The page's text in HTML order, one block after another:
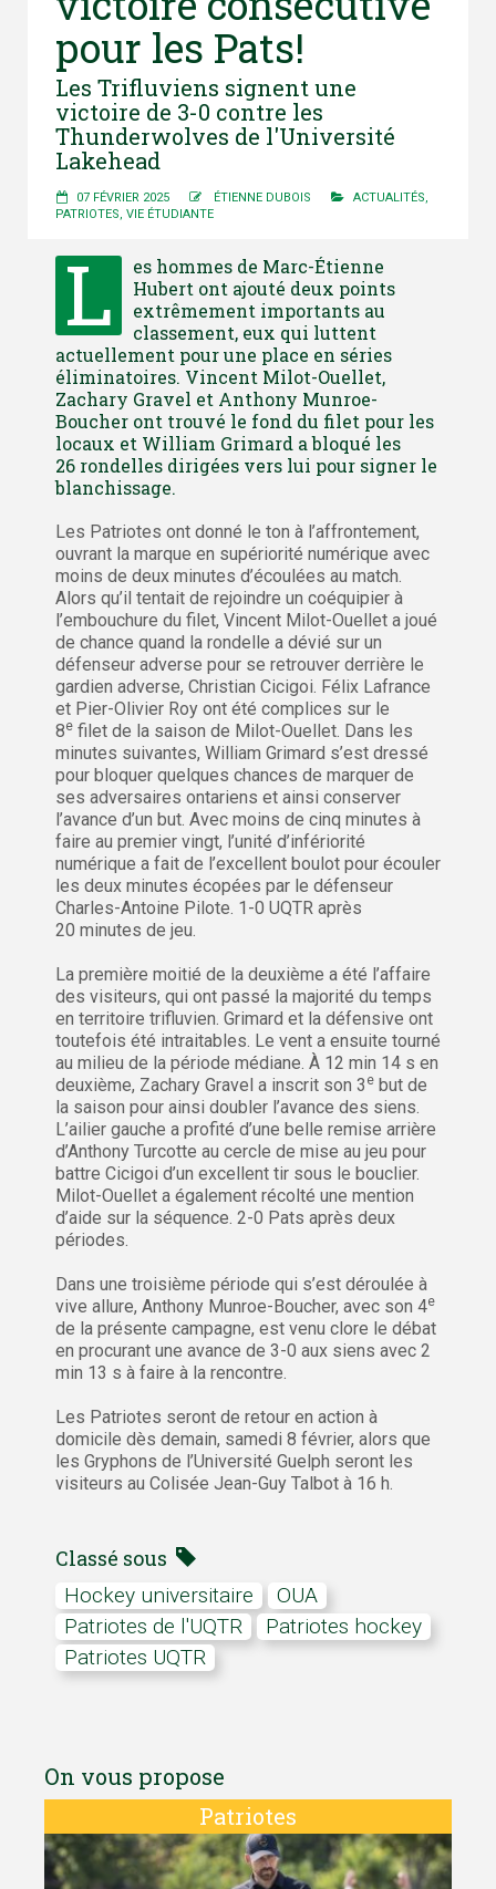
pour les Pats!
Les Trifluviens signent une
victoire de 3-0 contre les
Thunderwolves de l'Université
Lakehead
07 FÉVRIER 2025 ÉTIENNE DUBOIS ACTUALITÉS
PATRIOTES VIE ÉTUDIANTE
L
es hommes de Marc-Étienne
Hubert ont ajouté deux points
extrêmement importants au
classement, eux qui luttent
actuellement pour une place en séries
éliminatoires. Vincent Milot-Ouellet,
Zachary Gravel et Anthony Munroe-
Boucher ont trouvé le fond du filet pour les
locaux et William Grimard a bloqué les
26 rondelles dirigées vers lui pour signer le
blanchissage.
Les Patriotes ont donné le ton à l’affrontement,
ouvrant la marque en supériorité numérique avec
moins de deux minutes d’écoulées au match.
Alors qu’il tentait de rejoindre un coéquipier à
l’embouchure du filet, Vincent Milot-Ouellet a joué
de chance quand la rondelle a dévié sur un
défenseur adverse pour se retrouver derrière le
gardien adverse, Christian Cicigoi. Félix Lafrance
et Pier-Olivier Roy ont été complices sur le
8e filet de la saison de Milot-Ouellet. Dans les
minutes suivantes, William Grimard s’est dressé
pour bloquer quelques chances de marquer de
ses adversaires ontariens et ainsi conserver
l’avance d’un but. Avec moins de cinq minutes à
faire au premier vingt, l’unité d’infériorité
numérique a fait de l’excellent boulot pour écouler
les deux minutes écopées par le défenseur
Charles-Antoine Pilote. 1-0 UQTR après
20 minutes de jeu.
La première moitié de la deuxième a été l’affaire
des visiteurs, qui ont passé la majorité du temps
en territoire trifluvien. Grimard et la défensive ont
toutefois été intraitables. Le vent a ensuite tourné
au milieu de la période médiane. À 12 min 14 s en
deuxième, Zachary Gravel a inscrit son 3 e but de
la saison pour ainsi doubler l’avance des siens.
L’ailier gauche a profité d’une belle remise arrière
d’Anthony Turcotte au cercle de mise au jeu pour
battre Cicigoi d’un excellent tir sous le bouclier.
Milot-Ouellet a également récolté une mention
d’aide sur la séquence. 2-0 Pats après deux
périodes.
Dans une troisième période qui s’est déroulée à
vive allure, Anthony Munroe-Boucher, avec son 4e
de la présente campagne, est venu clore le débat
en procurant une avance de 3-0 aux siens avec 2
min 13 s à faire à la rencontre.
Les Patriotes seront de retour en action à
domicile dès demain, samedi 8 février, alors que
les Gryphons de l’Université Guelph seront les
visiteurs au Colisée Jean-Guy Talbot à 16 h.
Classé sous
Hockey universitaire
OUA
Patriotes de l'UQTR
Patriotes hockey
Patriotes UQTR
On vous propose
Patriotes